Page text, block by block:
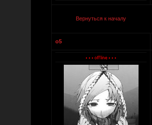
Вернуться к началу
o5